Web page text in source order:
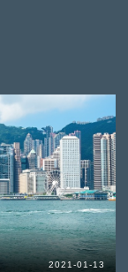
2021-01-13